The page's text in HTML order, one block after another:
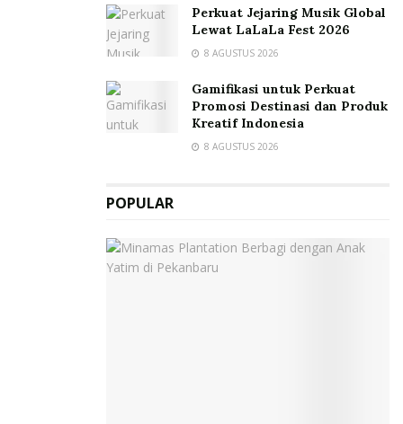
Perkuat Jejaring Musik Global
Lewat LaLaLa Fest 2026
8 AGUSTUS 2026
Gamifikasi untuk Perkuat
Promosi Destinasi dan Produk
Kreatif Indonesia
8 AGUSTUS 2026
POPULAR